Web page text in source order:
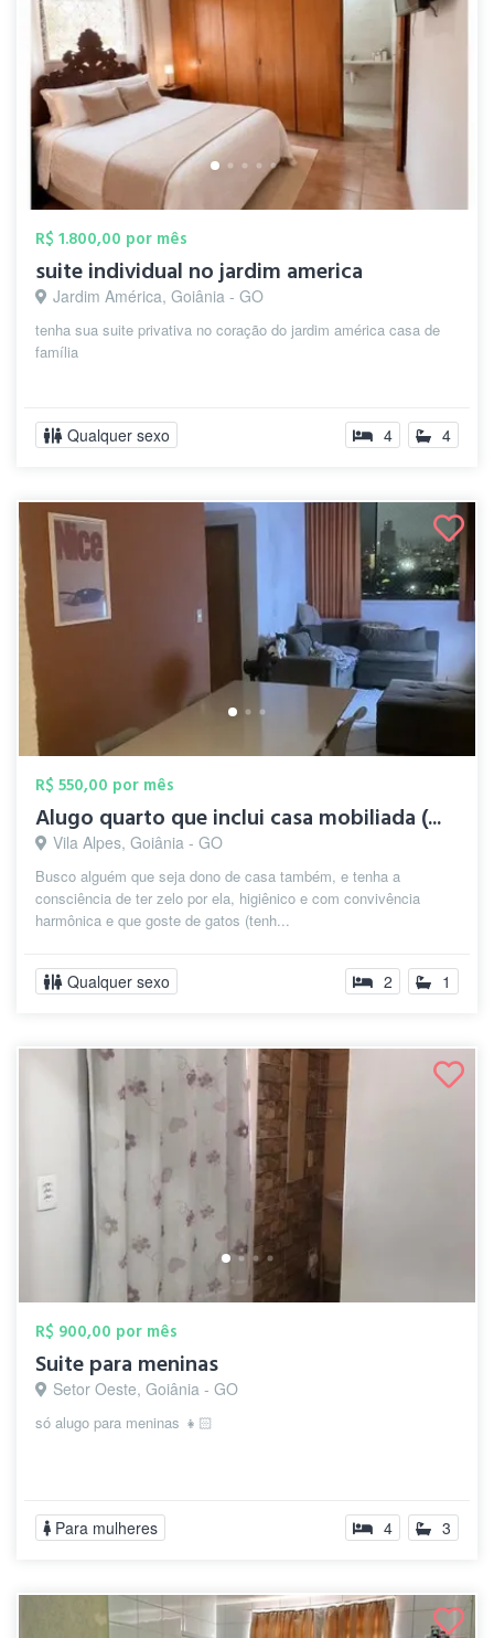
R$ 1.800,00 por mês
suite individual no jardim america
Jardim América, Goiânia - GO
tenha sua suite privativa no coração do jardim américa casa de
família
Qualquer sexo 4 4
R$ 550,00 por mês
Alugo quarto que inclui casa mobiliada (...
Vila Alpes, Goiânia - GO
Busco alguém que seja dono de casa também, e tenha a
consciência de ter zelo por ela, higiênico e com convivência
harmônica e que goste de gatos (tenh...
Qualquer sexo 2 1
R$ 900,00 por mês
Suite para meninas
Setor Oeste, Goiânia - GO
só alugo para meninas 👧🏻
Para mulheres 4 3